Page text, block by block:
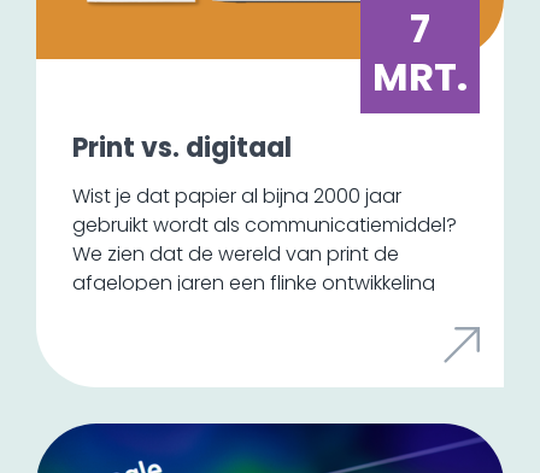
7
MRT.
Print vs. digitaal
Wist je dat papier al bijna 2000 jaar
gebruikt wordt als communicatiemiddel?
We zien dat de wereld van print de
afgelopen jaren een flinke ontwikkeling
is het de wereld van online die veel print
overneemt.